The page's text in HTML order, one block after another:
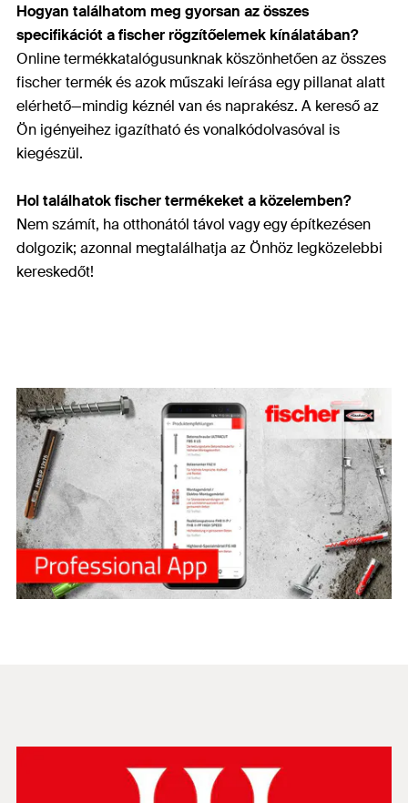
Hogyan találhatom meg gyorsan az összes
specifikációt a fischer rögzítőelemek kínálatában?
Online termékkatalógusunknak köszönhetően az összes
fischer termék és azok műszaki leírása egy pillanat alatt
elérhető—mindig kéznél van és naprakész. A kereső az
Ön igényeihez igazítható és vonalkódolvasóval is
kiegészül.
Hol találhatok fischer termékeket a közelemben?
Nem számít, ha otthonától távol vagy egy építkezésen
dolgozik; azonnal megtalálhatja az Önhöz legközelebbi
kereskedőt!